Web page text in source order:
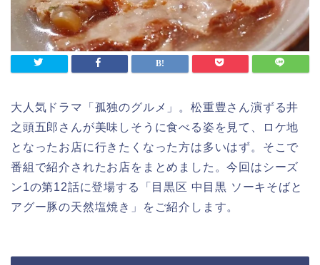
大人気ドラマ「孤独のグルメ」。松重豊さん演ずる井
之頭五郎さんが美味しそうに食べる姿を見て、ロケ地
となったお店に行きたくなった方は多いはず。そこで
番組で紹介されたお店をまとめました。今回はシーズ
ン1の第12話に登場する「目黒区 中目黒 ソーキそばと
アグー豚の天然塩焼き」をご紹介します。